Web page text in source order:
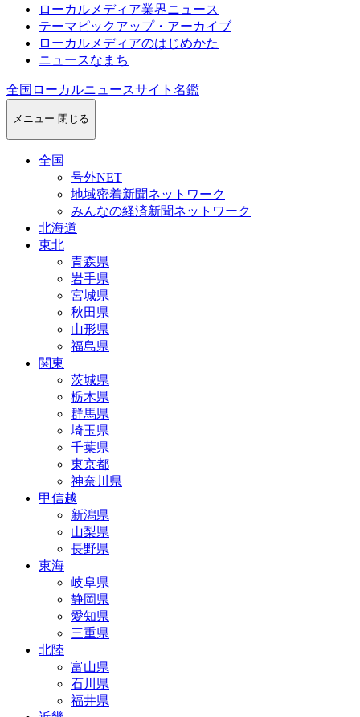
ローカルメディア業界ニュース
テーマピックアップ・アーカイブ
ローカルメディアのはじめかた
ニュースなまち
全国ローカルニュースサイト名鑑
メニュー 閉じる
全国
号外NET
地域密着新聞ネットワーク
みんなの経済新聞ネットワーク
北海道
東北
青森県
岩手県
宮城県
秋田県
山形県
福島県
関東
茨城県
栃木県
群馬県
埼玉県
千葉県
東京都
神奈川県
甲信越
新潟県
山梨県
長野県
東海
岐阜県
静岡県
愛知県
三重県
北陸
富山県
石川県
福井県